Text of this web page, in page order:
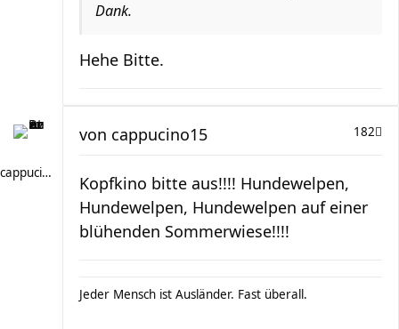
Dank.
Hehe Bitte.
cappucino15
182
von cappucino15
Kopfkino bitte aus!!!! Hundewelpen,
Hundewelpen, Hundewelpen auf einer
blühenden Sommerwiese!!!!
Jeder Mensch ist Ausländer. Fast überall.